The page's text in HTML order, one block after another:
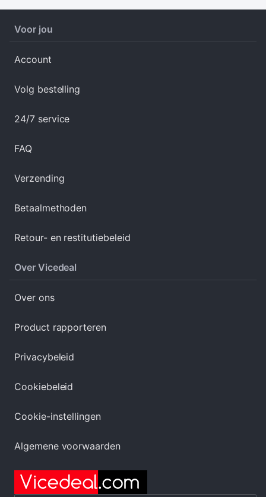
Voor jou
Account
Volg bestelling
24/7 service
FAQ
Verzending
Betaalmethoden
Retour- en restitutiebeleid
Over Vicedeal
Over ons
Product rapporteren
Privacybeleid
Cookiebeleid
Cookie-instellingen
Algemene voorwaarden